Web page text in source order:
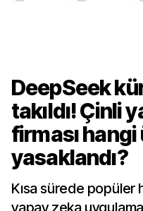
DeepSeek
takıldı! Çinli
firması
yasaklandı?
Kısa sürede popüler
yapay zeka